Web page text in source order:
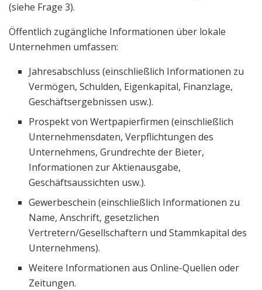
(siehe Frage 3).
Öffentlich zugängliche Informationen über lokale
Unternehmen umfassen:
Jahresabschluss (einschließlich Informationen zu
Vermögen, Schulden, Eigenkapital, Finanzlage,
Geschäftsergebnissen usw.).
Prospekt von Wertpapierfirmen (einschließlich
Unternehmensdaten, Verpflichtungen des
Unternehmens, Grundrechte der Bieter,
Informationen zur Aktienausgabe,
Geschäftsaussichten usw.).
Gewerbeschein (einschließlich Informationen zu
Name, Anschrift, gesetzlichen
Vertretern/Gesellschaftern und Stammkapital des
Unternehmens).
Weitere Informationen aus Online-Quellen oder
Zeitungen.